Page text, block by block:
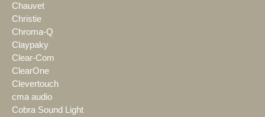
Chauvet
Christie
Chroma-Q
Claypaky
Clear-Com
ClearOne
Clevertouch
cma audio
Cobra Sound Light